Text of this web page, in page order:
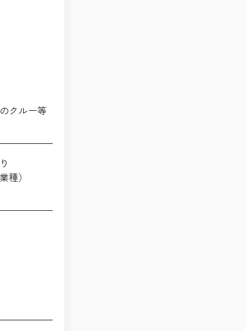
クルー等
種）